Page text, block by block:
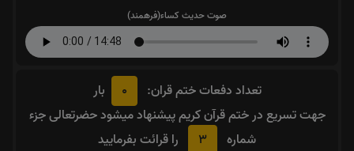
صوت حدیث کساء(فرهمند)
تعداد دفعات ختم قران: 0
بار
جهت تسریع در ختم قرآن کریم پیشنهاد میشود حضرتعالی جزء
شماره
3 را قرائت بفرمایید